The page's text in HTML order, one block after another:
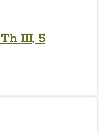
III, 5